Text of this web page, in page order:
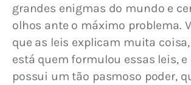
grandes enigmas do mundo e
olhos ante o máximo problema.
que as leis explicam muita
está quem formulou essas leis, e
possui um tão pasmoso poder,